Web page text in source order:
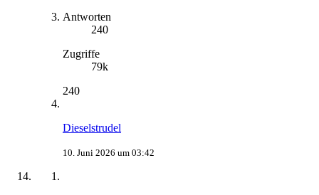
Antworten
240
Zugriffe
79k
240
Dieselstrudel
10. Juni 2026 um 03:42